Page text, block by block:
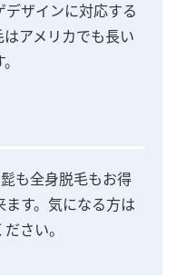
ザインに対応する
アメリカでも長い
も全身脱毛もお得
す。気になる方は
さい。